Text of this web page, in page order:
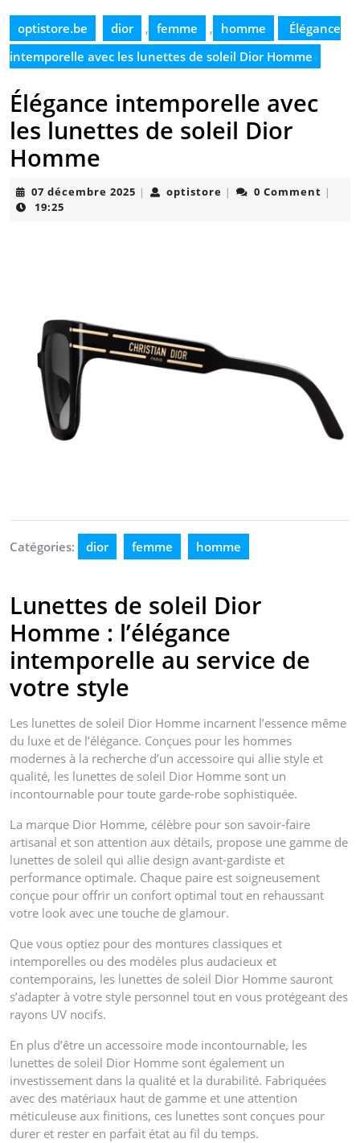
optistore.be dior , femme , homme
Élégance
intemporelle avec les lunettes de soleil Dior Homme
Élégance intemporelle avec
les lunettes de soleil Dior
Homme
07 décembre 2025 07| optistore optistore
| 0 Comment |
19:25
Catégories: dior femme homme
Lunettes de soleil Dior
Homme : l’élégance
intemporelle au service de
votre style
Les lunettes de soleil Dior Homme incarnent l’essence même
du luxe et de l’élégance. Conçues pour les hommes
modernes à la recherche d’un accessoire qui allie style et
qualité, les lunettes de soleil Dior Homme sont un
incontournable pour toute garde-robe sophistiquée.
La marque Dior Homme, célèbre pour son savoir-faire
artisanal et son attention aux détails, propose une gamme de
lunettes de soleil qui allie design avant-gardiste et
performance optimale. Chaque paire est soigneusement
conçue pour offrir un confort optimal tout en rehaussant
votre look avec une touche de glamour.
Que vous optiez pour des montures classiques et
intemporelles ou des modèles plus audacieux et
contemporains, les lunettes de soleil Dior Homme sauront
s’adapter à votre style personnel tout en vous protégeant des
rayons UV nocifs.
En plus d’être un accessoire mode incontournable, les
lunettes de soleil Dior Homme sont également un
investissement dans la qualité et la durabilité. Fabriquées
avec des matériaux haut de gamme et une attention
méticuleuse aux finitions, ces lunettes sont conçues pour
durer et rester en parfait état au fil du temps.